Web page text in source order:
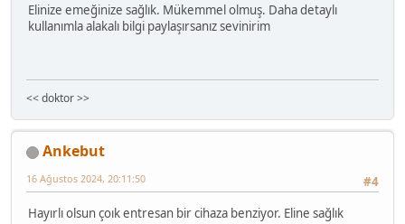
Elinize emeğinize sağlık. Mükemmel olmuş. Daha detaylı
kullanımla alakalı bilgi paylaşırsanız sevinirim
<< doktor >>
Ankebut
#4
16 Ağustos 2024, 20:11:50
Hayırlı olsun çoık entresan bir cihaza benziyor. Eline sağlık